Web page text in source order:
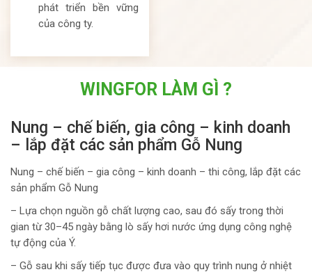
phát triển bền vững
của công ty.
WINGFOR LÀM GÌ ?
Nung – chế biến, gia công – kinh doanh
– lắp đặt các sản phẩm Gỗ Nung
Nung – chế biến – gia công – kinh doanh – thi công, lắp đặt các
sản phẩm Gỗ Nung
– Lựa chọn nguồn gỗ chất lượng cao, sau đó sấy trong thời
gian từ 30–45 ngày bằng lò sấy hơi nước ứng dụng công nghệ
tự động của Ý.
– Gỗ sau khi sấy tiếp tục được đưa vào quy trình nung ở nhiệt